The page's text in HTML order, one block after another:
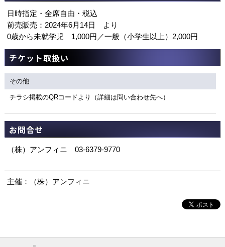
日時指定・全席自由・税込
前売販売：2024年6月14日 より
0歳から未就学児 1,000円／一般（小学生以上）2,000円
チケット取扱い
その他
チラシ掲載のQRコードより（詳細は問い合わせ先へ）
お問合せ
（株）アンフィニ 03-6379-9770
主催：（株）アンフィニ